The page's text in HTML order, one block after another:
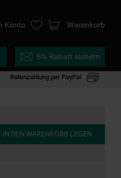
Konto Warenkorb
5% Rabatt sichern
Ratenzahlung per PayPal
IN DEN WARENKORB LEGEN